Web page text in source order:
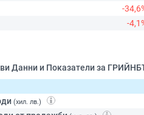
-
-
Данни и Показатели за
(хил. лв.)